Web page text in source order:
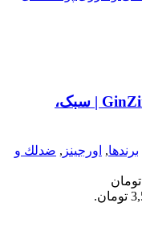
ژل آبرسان فاقد چربی اوریجینز GinZing | سبک،
برندها, اورجينز , ضدلك و
قیمت اصلی: 4,200,000 تومان